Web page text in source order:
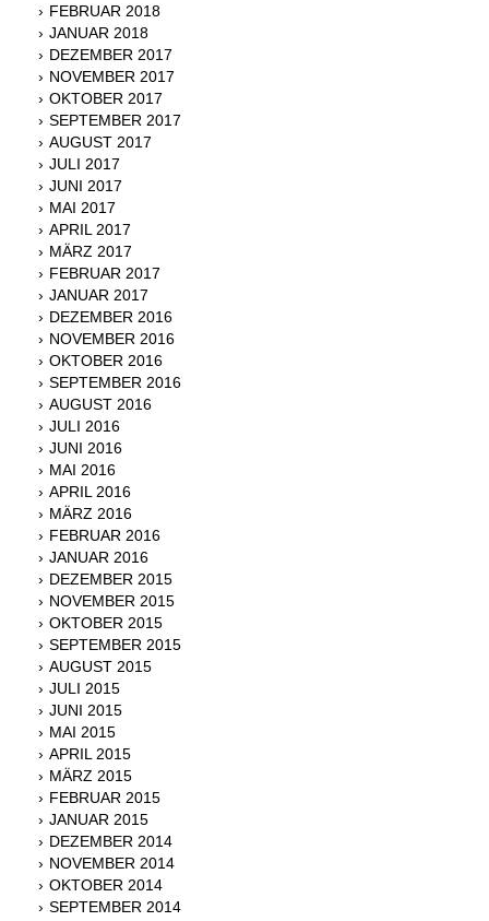
FEBRUAR 2018
JANUAR 2018
DEZEMBER 2017
NOVEMBER 2017
OKTOBER 2017
SEPTEMBER 2017
AUGUST 2017
JULI 2017
JUNI 2017
MAI 2017
APRIL 2017
MÄRZ 2017
FEBRUAR 2017
JANUAR 2017
DEZEMBER 2016
NOVEMBER 2016
OKTOBER 2016
SEPTEMBER 2016
AUGUST 2016
JULI 2016
JUNI 2016
MAI 2016
APRIL 2016
MÄRZ 2016
FEBRUAR 2016
JANUAR 2016
DEZEMBER 2015
NOVEMBER 2015
OKTOBER 2015
SEPTEMBER 2015
AUGUST 2015
JULI 2015
JUNI 2015
MAI 2015
APRIL 2015
MÄRZ 2015
FEBRUAR 2015
JANUAR 2015
DEZEMBER 2014
NOVEMBER 2014
OKTOBER 2014
SEPTEMBER 2014